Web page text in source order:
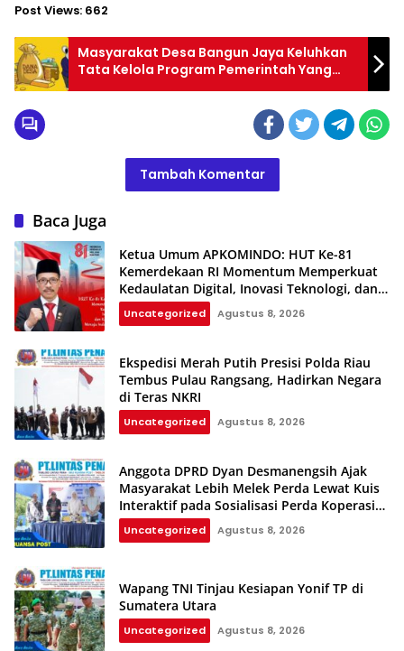
Post Views: 662
Masyarakat Desa Bangun Jaya Keluhkan
Tata Kelola Program Pemerintah Yang
Diduga Tidak Dilaksanakan oleh
Tambah Komentar
Baca Juga
Ketua Umum APKOMINDO: HUT Ke-81
Kemerdekaan RI Momentum Memperkuat
Kedaulatan Digital, Inovasi Teknologi, dan
Kepastian Hukum Menuju Indonesia Emas
2045
Uncategorized Agustus 8, 2026
Ekspedisi Merah Putih Presisi Polda Riau
Tembus Pulau Rangsang, Hadirkan Negara
di Teras NKRI
Uncategorized Agustus 8, 2026
Anggota DPRD Dyan Desmanengsih Ajak
Masyarakat Lebih Melek Perda Lewat Kuis
Interaktif pada Sosialisasi Perda Koperasi
dan UMKM
Uncategorized Agustus 8, 2026
Wapang TNI Tinjau Kesiapan Yonif TP di
Sumatera Utara
Uncategorized Agustus 8, 2026